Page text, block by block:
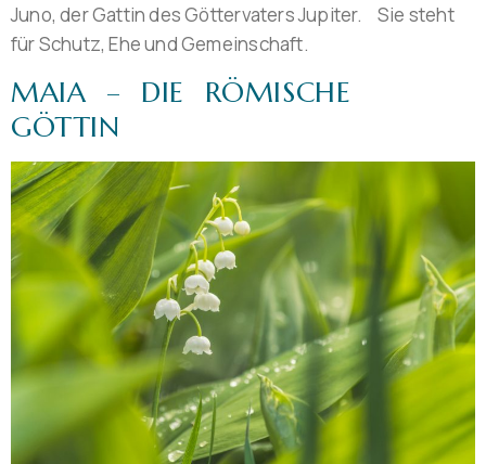
Juno, der Gattin des Göttervaters Jupiter. Sie steht
für Schutz, Ehe und Gemeinschaft.
MAIA – DIE RÖMISCHE
GÖTTIN